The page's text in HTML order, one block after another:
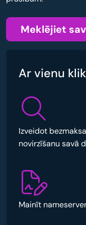
Meklējiet
Ar vienu
Izveidot
novirzīšanu savā
Mainīt